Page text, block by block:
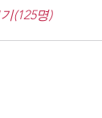
(125명)